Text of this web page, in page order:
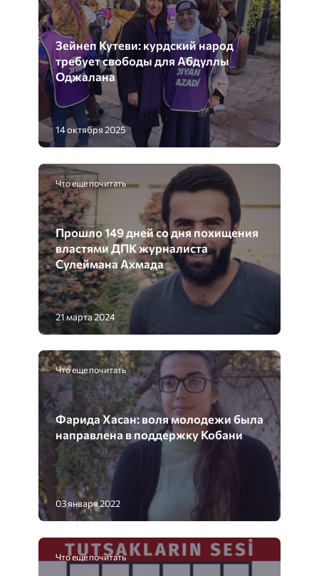
Зейнеп Кутеви: курдский народ
требует свободы для Абдуллы
Оджалана
14 октября 2025
Что еще почитать
Прошло 149 дней со дня похищения
властями ДПК журналиста
Сулеймана Ахмада
21 марта 2024
Что еще почитать
Фарида Хасан: воля молодежи была
направлена ​​в поддержку Кобани
03 января 2022
Что еще почитать